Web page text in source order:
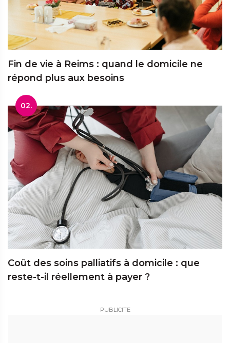
Fin de vie à Reims : quand le domicile ne
répond plus aux besoins
02.
Coût des soins palliatifs à domicile : que
reste-t-il réellement à payer ?